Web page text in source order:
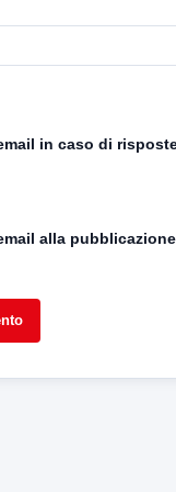
in caso di
alla